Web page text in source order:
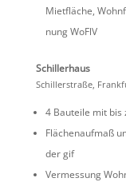
Mietfläche,
nung WoFlV
Schil­ler­haus
Schil­ler­straße,
4 Bauteile mit bis
Flächen­aufmaß
der gif
Vermes­sung